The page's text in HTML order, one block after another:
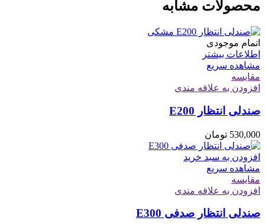
محصولات مشابه
اتمام موجودی
اطلاعات بیشتر
مشاهده سریع
مقایسه
افزودن به علاقه مندی
صندلی انتظار E200
530,000 تومان
افزودن به سبد خرید
مشاهده سریع
مقایسه
افزودن به علاقه مندی
صندلی انتظار صدفی E300